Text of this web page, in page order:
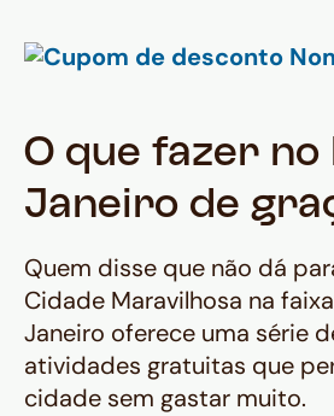
O que fazer no
Janeiro de
Quem disse que não dá
Cidade Maravilhosa na
Janeiro oferece uma série
atividades gratuitas que
cidade sem gastar muito.